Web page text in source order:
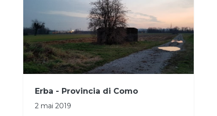
Erba - Provincia di Como
2 mai 2019